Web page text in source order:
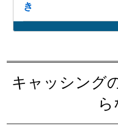
き
キャッシング
ら